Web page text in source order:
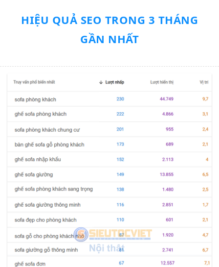
HIỆU QUẢ SEO TRONG 3 THÁNG
GẦN NHẤT